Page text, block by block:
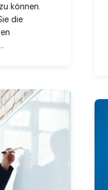
können.
die